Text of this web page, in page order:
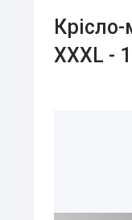
XXXL -